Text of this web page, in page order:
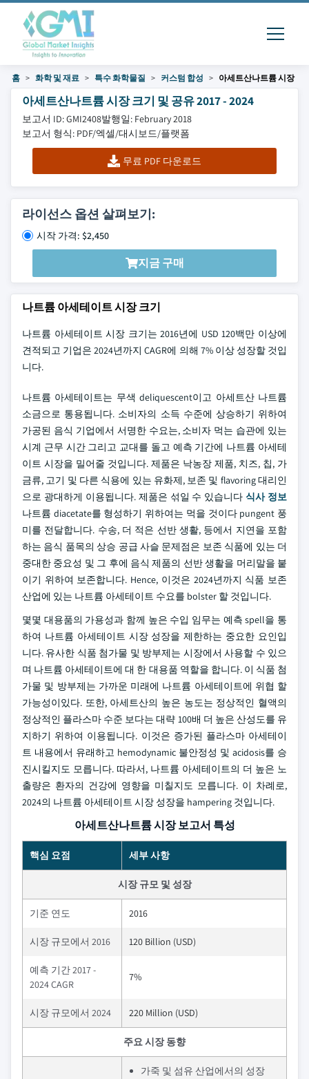
홈 화학 및 재료 특수 화학물질 커스텀 합성 아세트산나트륨 시장
아세트산나트륨 시장 크기 및 공유 2017 - 2024
보고서 ID: GMI2408발행일: February 2018
보고서 형식: PDF/엑셀/대시보드/플랫폼
무료 PDF 다운로드
라이선스 옵션 살펴보기:
시작 가격: $2,450
지금 구매
나트륨 아세테이트 시장 크기
나트륨 아세테이트 시장 크기는 2016년에 USD 120백만 이상에
견적되고 기업은 2024년까지 CAGR에 의해 7% 이상 성장할 것입
니다.
나트륨 아세테이트는 무색 deliquescent이고 아세트산 나트륨
소금으로 통용됩니다. 소비자의 소득 수준에 상승하기 위하여
가공된 음식 기업에서 서명한 수요는, 소비자 먹는 습관에 있는
시계 근무 시간 그리고 교대를 돌고 예측 기간에 나트륨 아세테
이트 시장을 밀어줄 것입니다. 제품은 낙농장 제품, 치즈, 칩, 가
금류, 고기 및 다른 식용에 있는 유화제, 보존 및 flavoring 대리인
으로 광대하게 이용됩니다. 제품은 섞일 수 있습니다식사 정보
나트륨 diacetate를 형성하기 위하여는 먹을 것이다 pungent 풍
미를 전달합니다. 수송, 더 적은 선반 생활, 등에서 지연을 포함
하는 음식 품목의 상승 공급 사슬 문제점은 보존 식품에 있는 더
중대한 중요성 및 그 후에 음식 제품의 선반 생활을 머리말을 붙
이기 위하여 보존합니다. Hence, 이것은 2024년까지 식품 보존
산업에 있는 나트륨 아세테이트 수요를 bolster 할 것입니다.
몇몇 대용품의 가용성과 함께 높은 수입 임무는 예측 spell을 통
하여 나트륨 아세테이트 시장 성장을 제한하는 중요한 요인입
니다. 유사한 식품 첨가물 및 방부제는 시장에서 사용할 수 있으
며 나트륨 아세테이트에 대 한 대용품 역할을 합니다. 이 식품 첨
가물 및 방부제는 가까운 미래에 나트륨 아세테이트에 위협 할
가능성이있다. 또한, 아세트산의 높은 농도는 정상적인 혈액의
정상적인 플라스마 수준 보다는 대략 100배 더 높은 산성도를 유
지하기 위하여 이용됩니다. 이것은 증가된 플라스마 아세테이
트 내용에서 유래하고 hemodynamic 불안정성 및 acidosis를 승
진시킬지도 모릅니다. 따라서, 나트륨 아세테이트의 더 높은 노
출량은 환자의 건강에 영향을 미칠지도 모릅니다. 이 차례로,
2024의 나트륨 아세테이트 시장 성장을 hampering 것입니다.
아세트산나트륨 시장 보고서 특성
핵심 요점 세부 사항
시장 규모 및 성장
기준 연도 2016
시장 규모에서 2016 120 Billion (USD)
예측 기간 2017 -
2024 CAGR
7%
시장 규모에서 2024 220 Million (USD)
주요 시장 동향
가죽 및 섬유 산업에서의 성장